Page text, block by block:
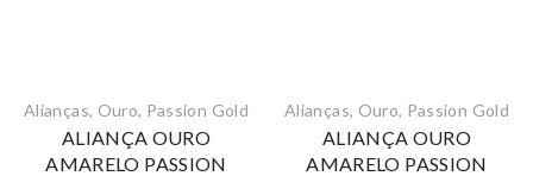
Alianças, Ouro, Passion Gold
ALIANÇA OURO
AMARELO PASSION
Alianças, Ouro, Passion Gold
ALIANÇA OURO
AMARELO PASSION